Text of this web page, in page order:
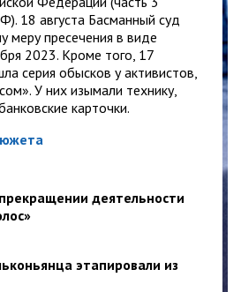
18 августа Басманный суд
меру пресечения в виде
2023. Кроме того, 17
серия обысков у активистов,
У них изымали технику,
карточки.
деятельности
этапировали из